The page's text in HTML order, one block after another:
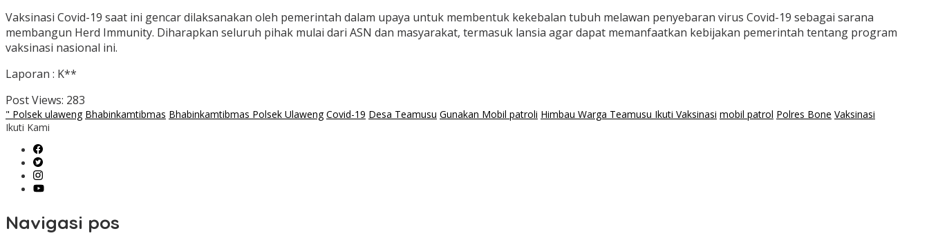
Vaksinasi Covid-19 saat ini gencar dilaksanakan oleh pemerintah dalam upaya untuk membentuk kekebalan tubuh melawan penyebaran virus Covid-19 sebagai sarana
membangun Herd Immunity. Diharapkan seluruh pihak mulai dari ASN dan masyarakat, termasuk lansia agar dapat memanfaatkan kebijakan pemerintah tentang program
vaksinasi nasional ini.
Laporan : K**
Post Views: 283
" Polsek ulaweng Bhabinkamtibmas Bhabinkamtibmas Polsek Ulaweng Covid-19 Desa Teamusu Gunakan Mobil patroli Himbau Warga Teamusu Ikuti Vaksinasi mobil patrol Polres Bone Vaksinasi
Ikuti Kami
Navigasi pos